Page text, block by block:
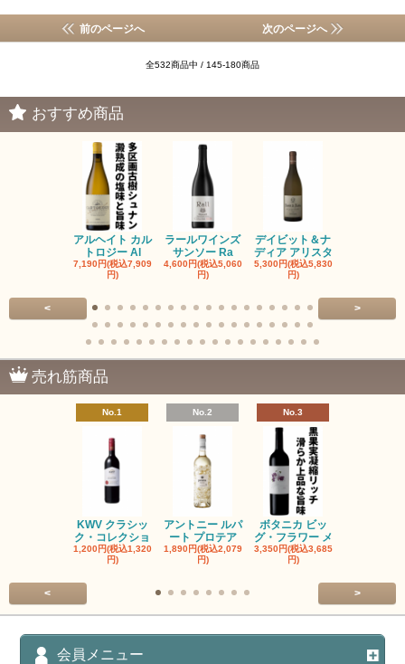
前のページへ 次のページへ
全532商品中 / 145-180商品
おすすめ商品
アルヘイト カル
トロジー Al
7,190円(税込7,909
円)
ラールワインズ
サンソー Ra
4,600円(税込5,060
円)
デイビット＆ナ
ディア アリスタ
5,300円(税込5,830
円)
< >
売れ筋商品
No.1
KWV クラシッ
ク・コレクショ
1,200円(税込1,320
円)
No.2
アントニー ルパ
ート プロテア
1,890円(税込2,079
円)
No.3
ボタニカ ビッ
グ・フラワー メ
3,350円(税込3,685
円)
< >
会員メニュー